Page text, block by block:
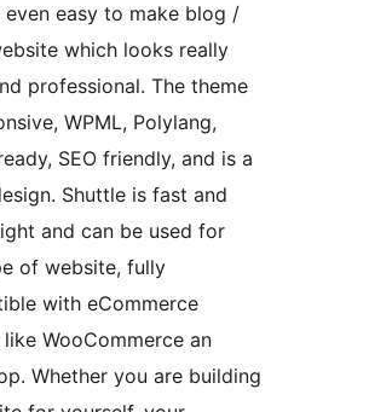
even easy to make blog /
which looks really
professional. The theme
WPML, Polylang,
SEO friendly, and is a
Shuttle is fast and
and can be used for
of website, fully
with eCommerce
WooCommerce an
Whether you are building